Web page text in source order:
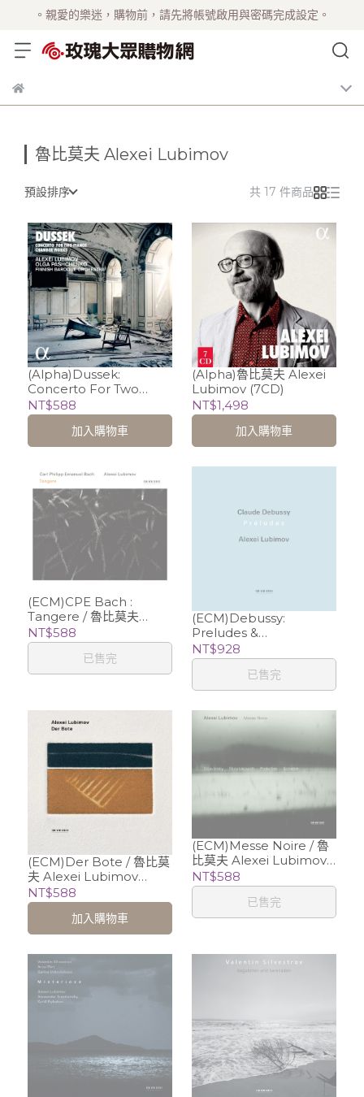
。親愛的樂迷，購物前，請先將帳號啟用與密碼完成設定。
魯比莫夫 Alexei Lubimov
預設排序 共 17 件商品
(Alpha)Dussek:
Concerto For Two
Pianos & Chamber
Works/Alexei
Lubimov、Finnish
Baroque Orchestra
NT$588
加入購物車
(Alpha)魯比莫夫 Alexei
Lubimov (7CD)
NT$1,498
加入購物車
(ECM)CPE Bach :
Tangere / 魯比莫夫
Alexei Lubimov
NT$588
已售完
(ECM)Debussy:
Preludes &
Transcriptions (2CD) /魯
比莫夫 Alexei Lubimov
NT$928
已售完
(ECM)Der Bote / 魯比莫
夫 Alexei Lubimov
(piano)
NT$588
加入購物車
(ECM)Messe Noire / 魯
比莫夫 Alexei Lubimov
(piano)
NT$588
已售完